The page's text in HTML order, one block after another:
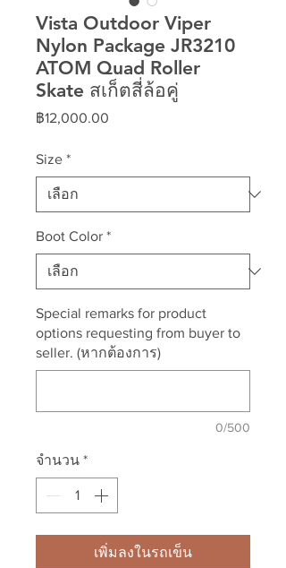
Vista Outdoor Viper
Nylon Package JR3210
ATOM Quad Roller
Skate สเก็ตสี่ล้อคู่
฿12,000.00
Size *
Boot Color *
Special remarks for product
options requesting from buyer to
seller. (หากต้องการ)
0/500
จำนวน *
เพิ่มลงในรถเข็น